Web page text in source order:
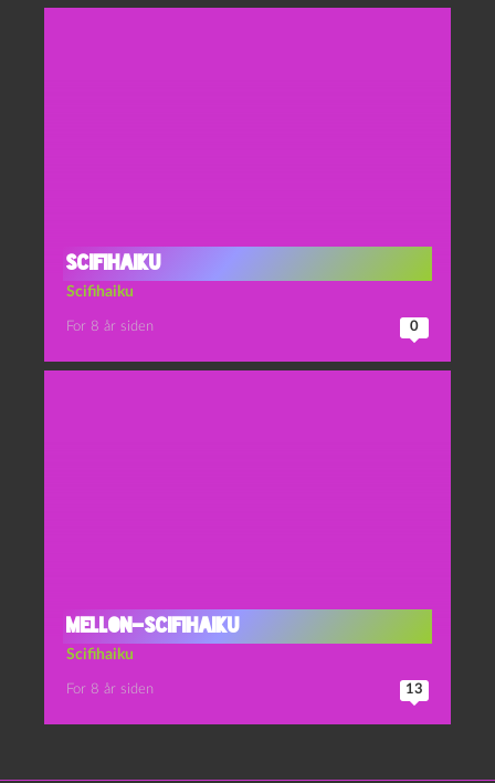
Scifihaiku
Scifihaiku
For 8 år siden 0
Mellon-scifihaiku
Scifihaiku
For 8 år siden 13